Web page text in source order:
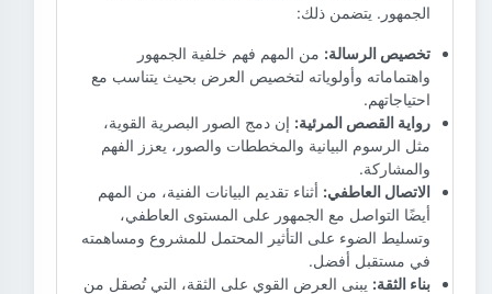
الجمهور. يتضمن ذلك:
تخصيص الرسالة: من المهم فهم خلفية الجمهور
واهتماماته وأولوياته لتخصيص العرض بحيث يتناسب مع
احتياجاتهم.
رواية القصص المرئية: إن دمج الصور البصرية القوية،
مثل الرسوم البيانية والمخططات والصور، يعزز الفهم
والمشاركة.
الاتصال العاطفي: أثناء تقديم البيانات الفنية، من المهم
أيضًا التواصل مع الجمهور على المستوى العاطفي،
وتسليط الضوء على التأثير المحتمل للمشروع ومساهمته
في مستقبل أفضل.
بناء الثقة: يبنى العرض القوي على الثقة، التي تُصقل من